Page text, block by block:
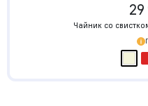
29
Чайник со